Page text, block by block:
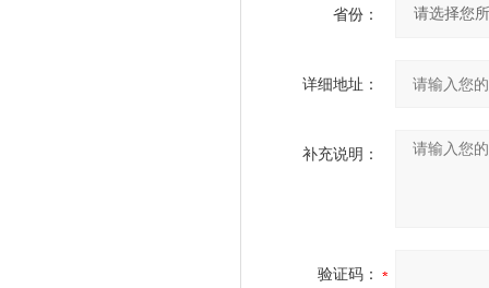
省份：
详细地址：
补充说明：
验证码：